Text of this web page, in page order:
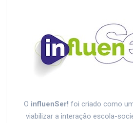
O influenSer! foi criado como
viabilizar a interação escola-